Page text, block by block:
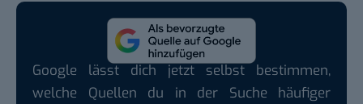
Google lässt dich jetzt selbst bestimmen,
welche Quellen du in der Suche häufiger